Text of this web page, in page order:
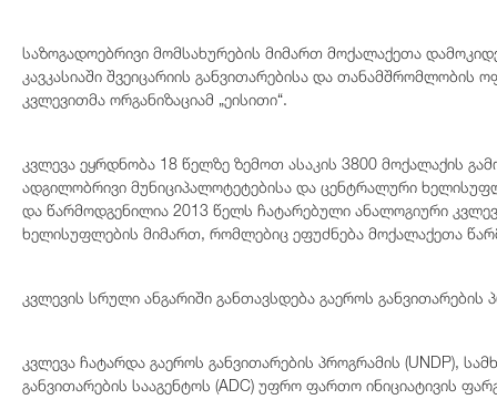
საზოგადოებრივი მომსახურების მიმართ მოქალაქეთა
კავკასიაში შვეიცარიის განვითარებისა და თანამშრომლობის
კვლევითმა ორგანიზაციამ „ეისითი“.
კვლევა ეყრდნობა 18 წელზე ზემოთ ასაკის 3800 მოქალაქის
ადგილობრივი მუნიციპალოტეტებისა და ცენტრალური
და წარმოდგენილია 2013 წელს ჩატარებული ანალოგიური
ხელისუფლების მიმართ, რომლებიც ეფუძნება მოქალაქეთა
კვლევის სრული ანგარიში განთავსდება გაეროს განვითარების
კვლევა ჩატარდა გაეროს განვითარების პროგრამის (UNDP),
განვითარების სააგენტოს (ADC) უფრო ფართო ინიციატივის